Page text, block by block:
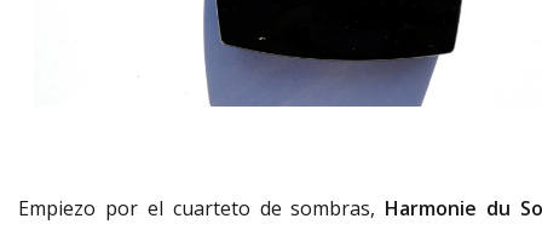
Empiezo por el cuarteto de sombras, Harmonie du